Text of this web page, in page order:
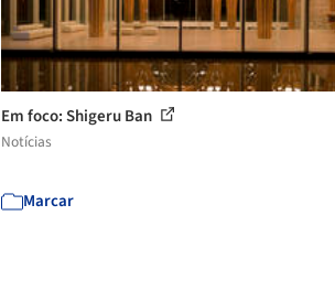
Em foco: Shigeru Ban
Notícias
Marcar